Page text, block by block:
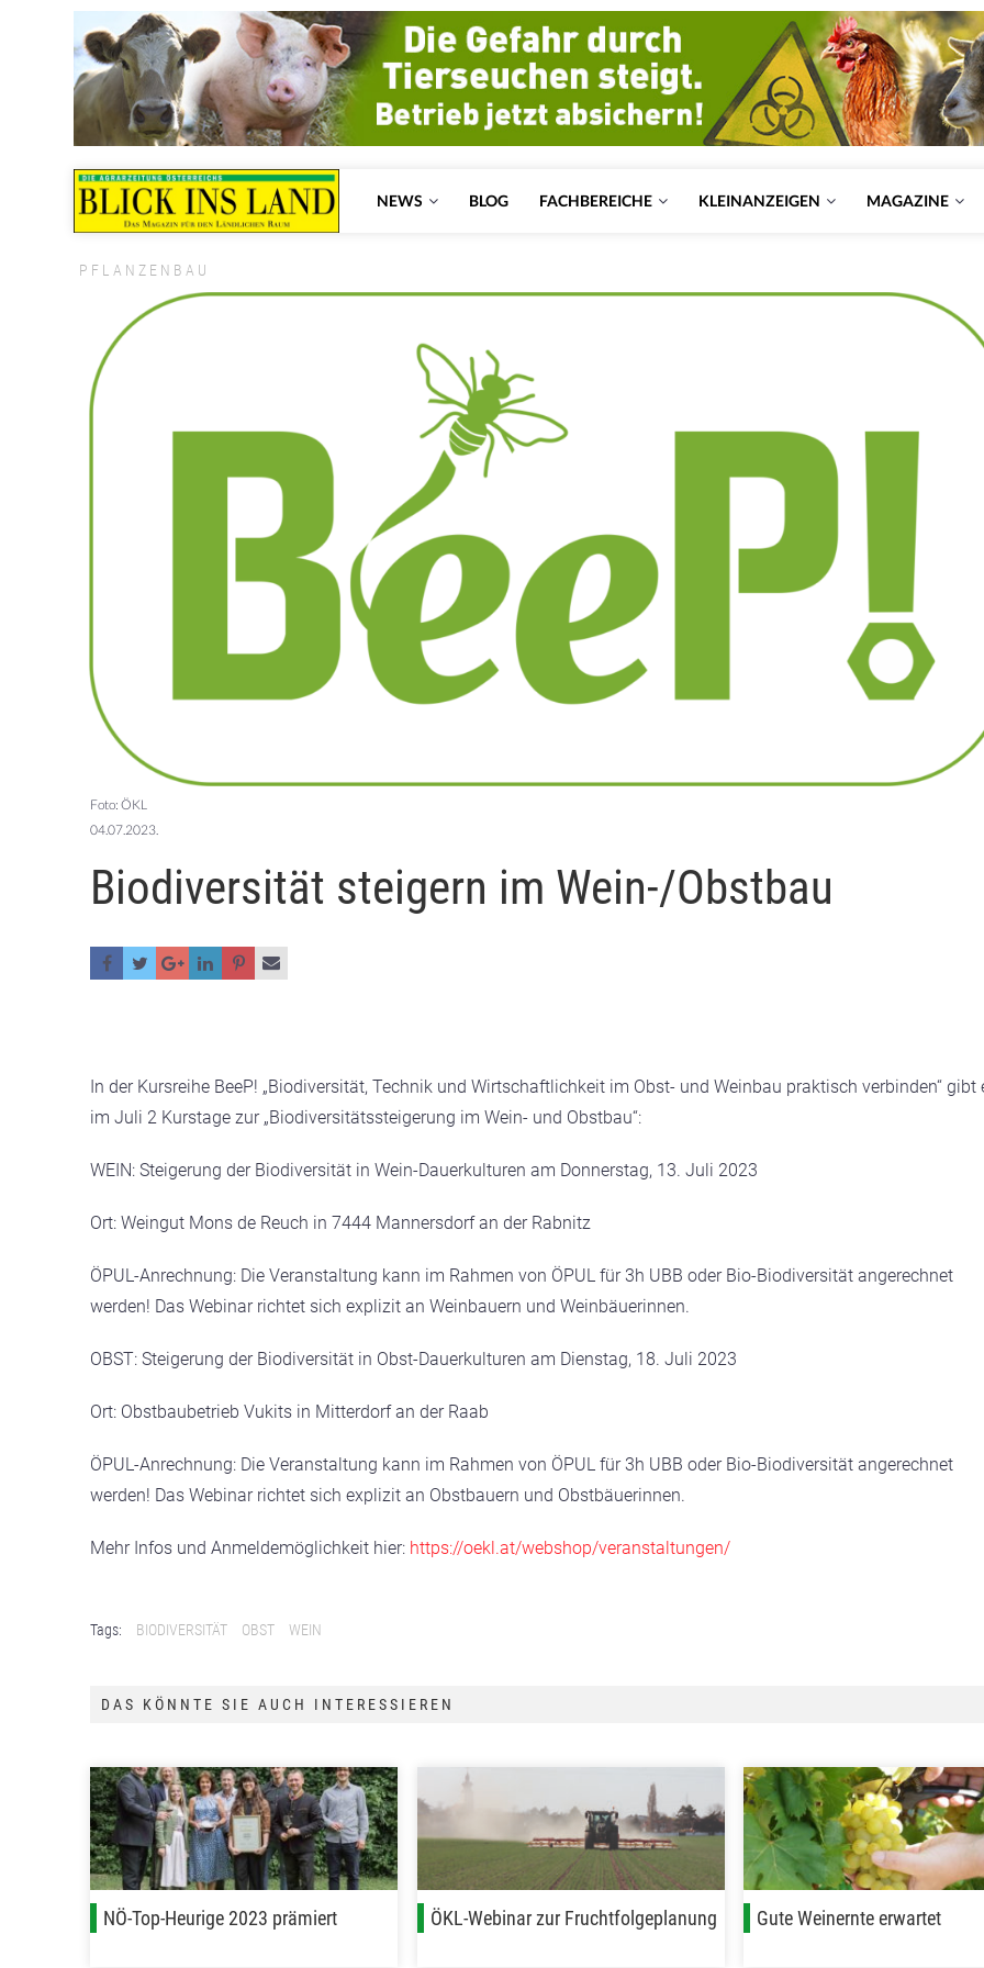
NEWS BLOG FACHBEREICHE KLEINANZEIGEN MAGAZINE
PFLANZENBAU
Foto: ÖKL
04.07.2023.
Biodiversität steigern im Wein-/Obstbau
In der Kursreihe BeeP! „Biodiversität, Technik und Wirtschaftlichkeit im Obst- und Weinbau praktisch verbinden“ gibt
im Juli 2 Kurstage zur „Biodiversitätssteigerung im Wein- und Obstbau“:
WEIN: Steigerung der Biodiversität in Wein-Dauerkulturen am Donnerstag, 13. Juli 2023
Ort: Weingut Mons de Reuch in 7444 Mannersdorf an der Rabnitz
ÖPUL-Anrechnung: Die Veranstaltung kann im Rahmen von ÖPUL für 3h UBB oder Bio-Biodiversität angerechnet
werden! Das Webinar richtet sich explizit an Weinbauern und Weinbäuerinnen.
OBST: Steigerung der Biodiversität in Obst-Dauerkulturen am Dienstag, 18. Juli 2023
Ort: Obstbaubetrieb Vukits in Mitterdorf an der Raab
ÖPUL-Anrechnung: Die Veranstaltung kann im Rahmen von ÖPUL für 3h UBB oder Bio-Biodiversität angerechnet
werden! Das Webinar richtet sich explizit an Obstbauern und Obstbäuerinnen.
Mehr Infos und Anmeldemöglichkeit hier: https://oekl.at/webshop/veranstaltungen/
Tags: BIODIVERSITÄT OBST WEIN
DAS KÖNNTE SIE AUCH INTERESSIEREN
NÖ-Top-Heurige 2023 prämiert ÖKL-Webinar zur Fruchtfolgeplanung Gute Weinernte erwartet